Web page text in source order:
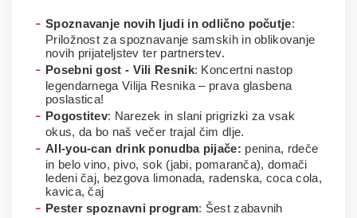
Spoznavanje novih ljudi in odlično počutje:
Priložnost za spoznavanje samskih in oblikovanje
novih prijateljstev ter partnerstev.
Posebni gost - Vili Resnik: Koncertni nastop
legendarnega Vilija Resnika – prava glasbena
poslastica!
Pogostitev: Narezek in slani prigrizki za vsak
okus, da bo naš večer trajal čim dlje.
All-you-can drink ponudba pijače: penina, rdeče
in belo vino, pivo, sok (jabi, pomaranča), domači
ledeni čaj, bezgova limonada, radenska, coca cola,
kavica, čaj
Pester spoznavni program: Šest zabavnih